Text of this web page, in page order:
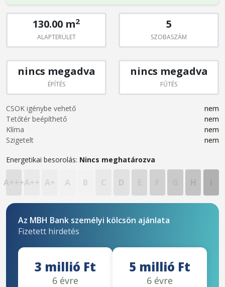
130.00 m2
ALAPTERÜLET
5
SZOBASZÁM
nincs megadva
ÉPÍTÉS
nincs megadva
FŰTÉS
CSOK igénybe vehető
nem
Tetőtér beépíthető
nem
Klíma
nem
Szigetelt
nem
Energetikai besorolás: Nincs meghatározva
A+++A++ A+ A B C D
Az MBH Bank személyi kölcsön ajánlata
Fizetett hirdetés
3 millió Ft
6 évre
5 millió Ft
6 évre